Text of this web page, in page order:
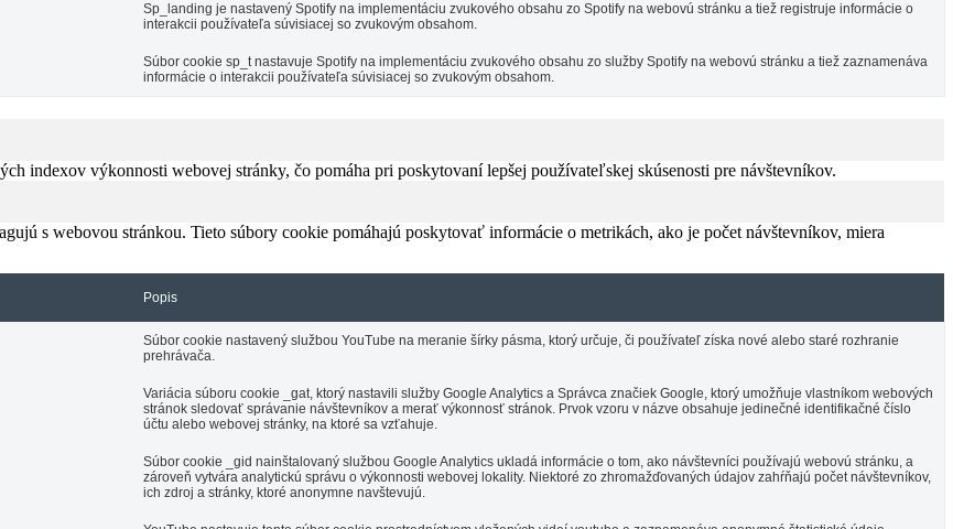
Sp_landing je nastavený Spotify na implementáciu zvukového obsahu zo Spotify na webovú stránku a tiež registruje informácie o
interakcii používateľa súvisiacej so zvukovým obsahom.
Súbor cookie sp_t nastavuje Spotify na implementáciu zvukového obsahu zo služby Spotify na webovú stránku a tiež zaznamenáva
informácie o interakcii používateľa súvisiacej so zvukovým obsahom.
indexov výkonnosti webovej stránky, čo pomáha pri poskytovaní lepšej používateľskej skúsenosti pre návštevníkov.
s webovou stránkou. Tieto súbory cookie pomáhajú poskytovať informácie o metrikách, ako je počet návštevníkov, miera
Popis
Súbor cookie nastavený službou YouTube na meranie šírky pásma, ktorý určuje, či používateľ získa nové alebo staré rozhranie
prehrávača.
Variácia súboru cookie _gat, ktorý nastavili služby Google Analytics a Správca značiek Google, ktorý umožňuje vlastníkom webových
stránok sledovať správanie návštevníkov a merať výkonnosť stránok. Prvok vzoru v názve obsahuje jedinečné identifikačné číslo
účtu alebo webovej stránky, na ktoré sa vzťahuje.
Súbor cookie _gid nainštalovaný službou Google Analytics ukladá informácie o tom, ako návštevníci používajú webovú stránku, a
zároveň vytvára analytickú správu o výkonnosti webovej lokality. Niektoré zo zhromažďovaných údajov zahŕňajú počet návštevníkov,
ich zdroj a stránky, ktoré anonymne navštevujú.